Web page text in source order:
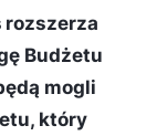
rozszerza
Budżetu
mogli
który